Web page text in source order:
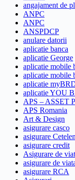
angajament de
ANPC
ANPC
ANSPDCP
anulare datorii
aplicatie banca
aplicatie George
aplicatie mobile
aplicatie mobile
aplicatie
aplicatie YOU
APS – ASSET
APS Romania
Art & Design
asigurare casco
asigurare
asigurare credit
Asigurare de
asigurare de
asigurare RCA